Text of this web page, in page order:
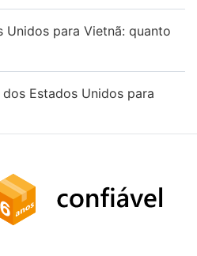
Unidos para Vietnã: quanto
Estados Unidos para